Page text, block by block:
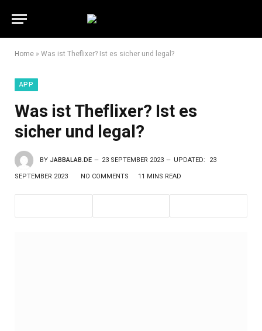
Home » Was ist Theflixer? Ist es sicher und legal?
APP
Was ist Theflixer? Ist es
sicher und legal?
BY JABBALAB.DE 23 SEPTEMBER 2023 UPDATED: 23
SEPTEMBER 2023 NO COMMENTS 11 MINS READ